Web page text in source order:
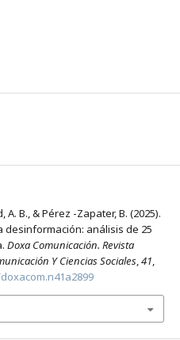
A. B., & Pérez -Zapater, B. (2025).
análisis de 25
Doxa Comunicación. Revista
Y Ciencias Sociales,41,